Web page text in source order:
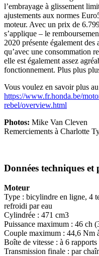
l’embrayage à glissement
ajustements aux normes
moteur. Avec un prix de
s’applique – le
2020 présente également
qu’avec une consommation
elle est également assez
fonctionnement. Plus plus
Vous voulez en savoir plus
https://www.fr.honda.be/
rebel/overview.html
Photos: Mike Van Cleven
Remerciements à Charlotte
Données techniques et
Moteur
Type : bicylindre en ligne, 4
refroidi par eau
Cylindrée : 471 cm3
Puissance maximum : 46 ch
Couple maximum : 44,6 Nm
Boîte de vitesse : à 6 rapports
Transmission finale : par